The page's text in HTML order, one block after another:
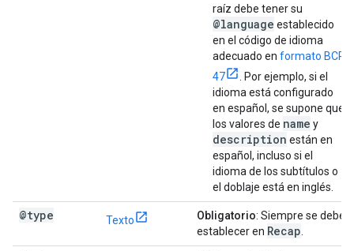
raíz debe tener su
@language establecido
en el código de idioma
adecuado en formato BCP
47
. Por ejemplo, si el
idioma está configurado
en español, se supone que
los valores de name y
description están en
español, incluso si el
idioma de los subtítulos o
el doblaje está en inglés.
@type Texto Obligatorio: Siempre se debe
establecer en Recap